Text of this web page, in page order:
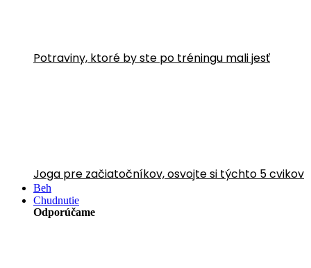
Potraviny, ktoré by ste po tréningu mali jesť
Joga pre začiatočníkov, osvojte si týchto 5 cvikov
Beh
Chudnutie
Odporúčame